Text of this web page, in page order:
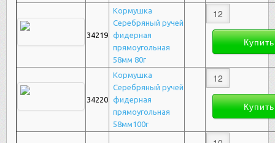
34219
Кормушка
Серебряный ручей
фидерная
прямоугольная
58мм 80г
34220
Кормушка
Серебряный ручей
фидерная
прямоугольная
58мм100г